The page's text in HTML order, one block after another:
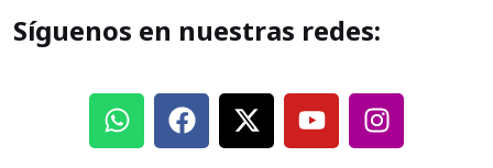
Síguenos en nuestras redes: